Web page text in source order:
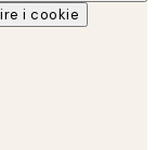
i cookie